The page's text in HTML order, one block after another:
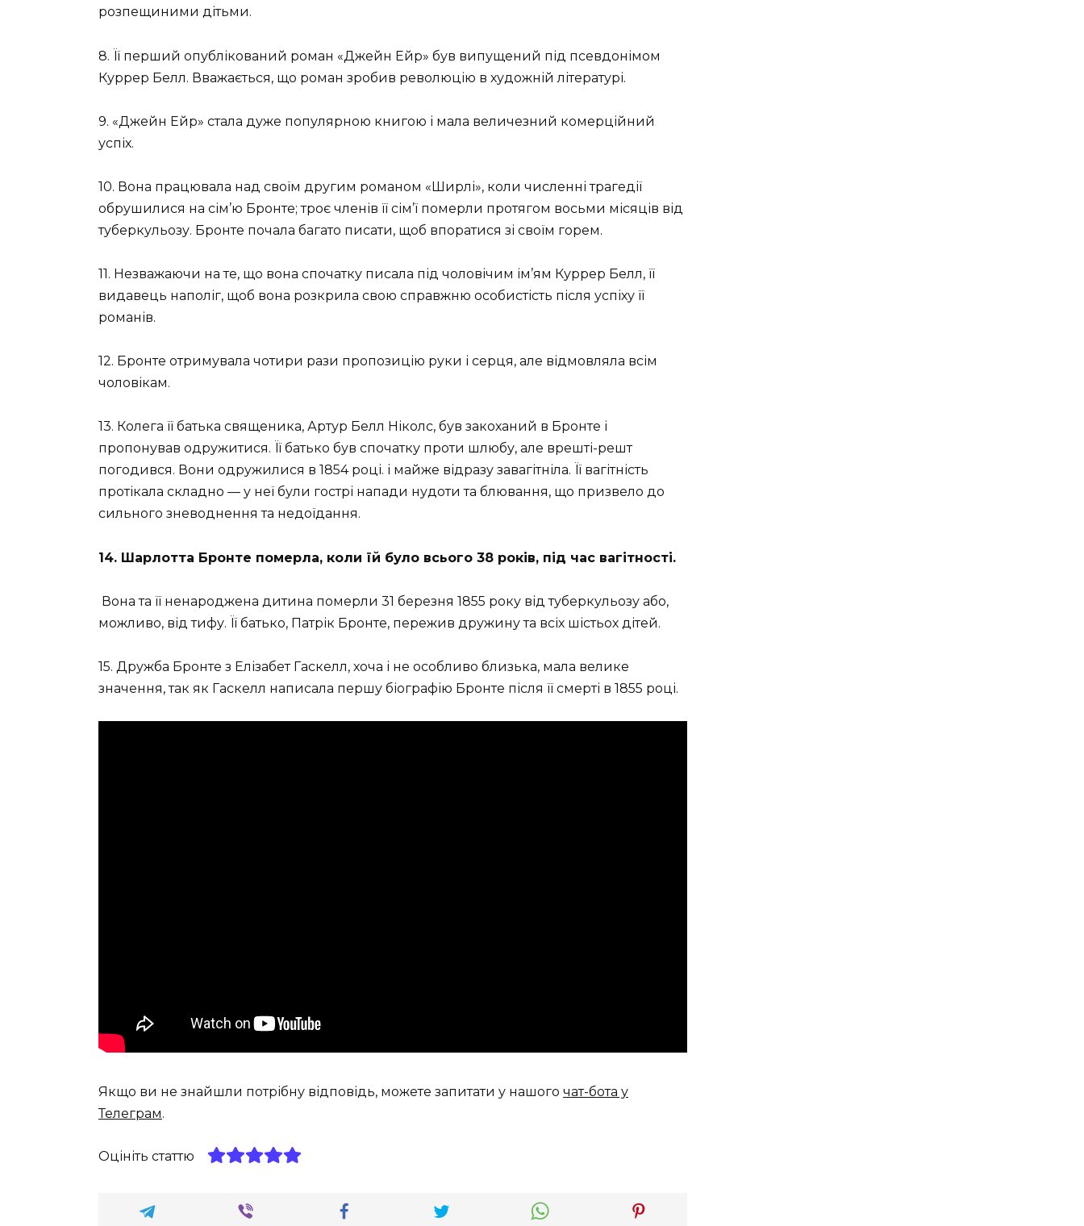
розпещиними дітьми.
8. Її перший опублікований роман «Джейн Ейр» був випущений під псевдонімом
Куррер Белл. Вважається, що роман зробив революцію в художній літературі.
9. «Джейн Ейр» стала дуже популярною книгою і мала величезний комерційний
успіх.
10. Вона працювала над своїм другим романом «Ширлі», коли численні трагедії
обрушилися на сім’ю Бронте; троє членів її сім’ї померли протягом восьми місяців від
туберкульозу. Бронте почала багато писати, щоб впоратися зі своїм горем.
11. Незважаючи на те, що вона спочатку писала під чоловічим ім’ям Куррер Белл, її
видавець наполіг, щоб вона розкрила свою справжню особистість після успіху її
романів.
12. Бронте отримувала чотири рази пропозицію руки і серця, але відмовляла всім
чоловікам.
13. Колега її батька священика, Артур Белл Ніколс, був закоханий в Бронте і
пропонував одружитися. Її батько був спочатку проти шлюбу, але врешті-решт
погодився. Вони одружилися в 1854 році. і майже відразу завагітніла. Її вагітність
протікала складно — у неї були гострі напади нудоти та блювання, що призвело до
сильного зневоднення та недоїдання.
14. Шарлотта Бронте померла, коли їй було всього 38 років, під час вагітності.
Вона та її ненароджена дитина померли 31 березня 1855 року від туберкульозу або,
можливо, від тифу. Її батько, Патрік Бронте, пережив дружину та всіх шістьох дітей.
15. Дружба Бронте з Елізабет Гаскелл, хоча і не особливо близька, мала велике
значення, так як Гаскелл написала першу біографію Бронте після її смерті в 1855 році.
Якщо ви не знайшли потрібну відповідь, можете запитати у нашого чат-бота у
Телеграм.
Оцініть статтю